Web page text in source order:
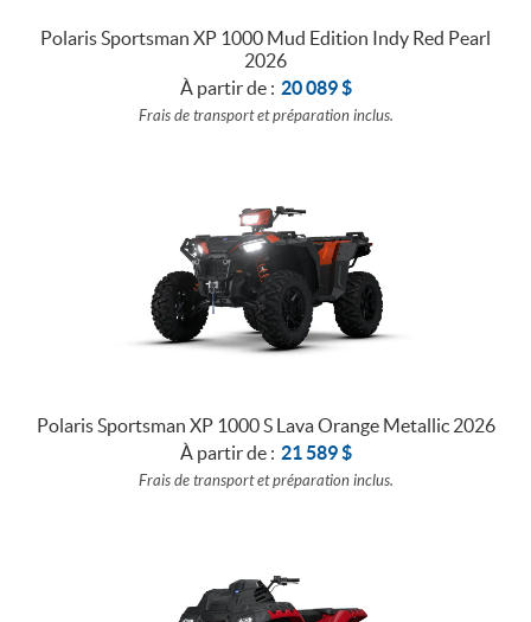
Polaris Sportsman XP 1000 Mud Edition Indy Red Pearl
2026
À partir de : 20 089$
Frais de transport et préparation inclus.
Polaris Sportsman XP 1000 S Lava Orange Metallic 2026
À partir de : 21 589$
Frais de transport et préparation inclus.